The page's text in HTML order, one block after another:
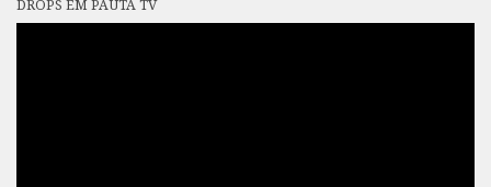
DROPS EM PAUTA TV